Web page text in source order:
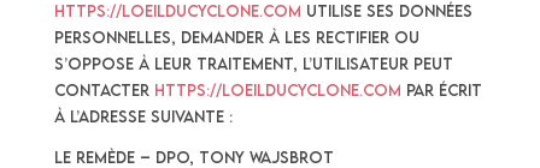
https://loeilducyclone.com utilise ses Données
Personnelles, demander à les rectifier ou
s’oppose à leur traitement, l’Utilisateur peut
contacter https://loeilducyclone.com par écrit
à l’adresse suivante :
Le Remède – DPO, Tony WAJSBROT